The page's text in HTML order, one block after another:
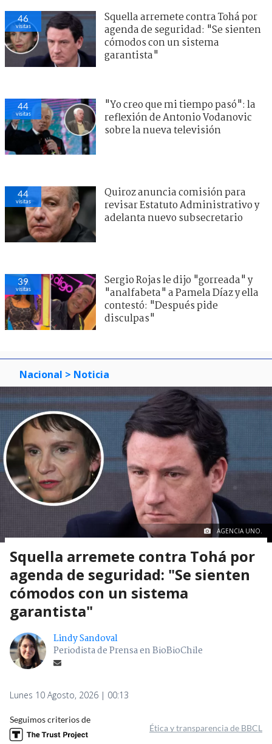
46
visitas
Squella arremete contra Tohá por
agenda de seguridad: "Se sienten
cómodos con un sistema
garantista"
44
visitas
"Yo creo que mi tiempo pasó": la
reflexión de Antonio Vodanovic
sobre la nueva televisión
44
visitas
Quiroz anuncia comisión para
revisar Estatuto Administrativo y
adelanta nuevo subsecretario
39
visitas
Sergio Rojas le dijo "gorreada" y
"analfabeta" a Pamela Díaz y ella
contestó: "Después pide
disculpas"
Nacional > Noticia
AGENCIA UNO.
Squella arremete contra Tohá por
agenda de seguridad: "Se sienten
cómodos con un sistema
garantista"
Lindy Sandoval
Periodista de Prensa en BioBioChile
Lunes 10 Agosto, 2026 | 00:13
Seguimos criterios de
Ética y transparencia de BBCL